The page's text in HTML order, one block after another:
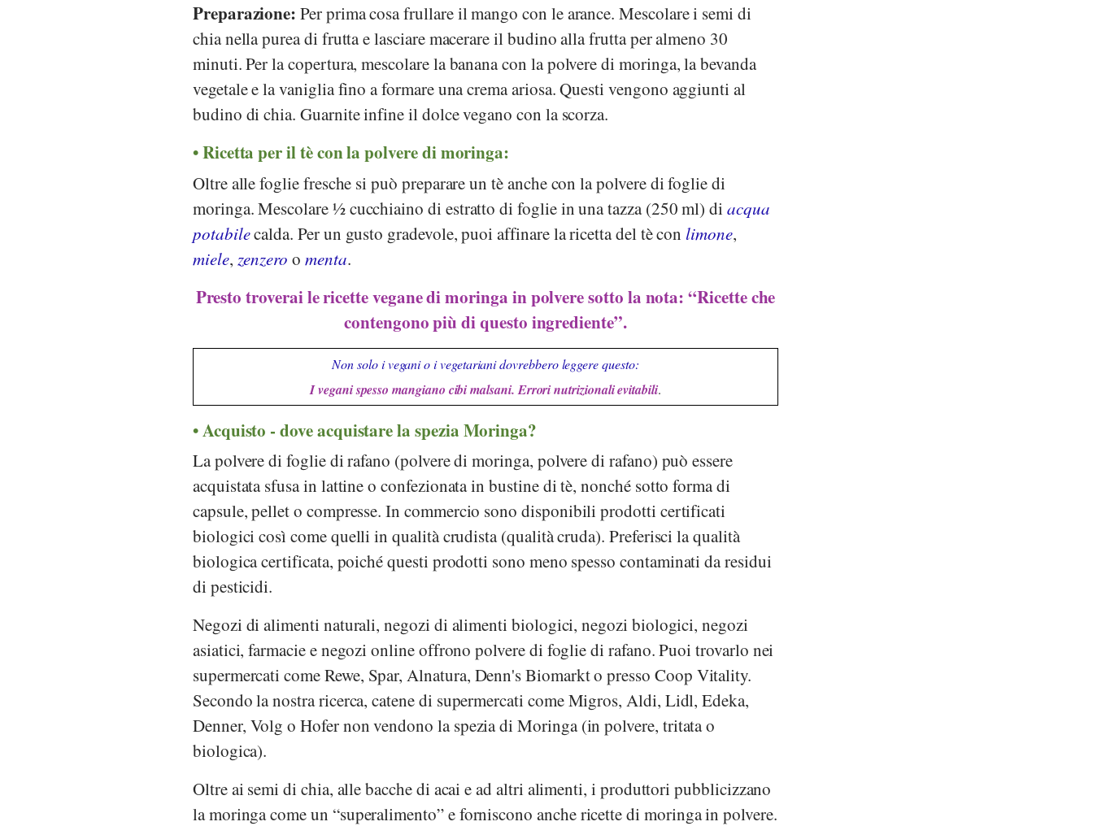
Preparazione: Per prima cosa frullare il mango con le arance. Mescolare i semi di
chia nella purea di frutta e lasciare macerare il budino alla frutta per almeno 30
minuti. Per la copertura, mescolare la banana con la polvere di moringa, la bevanda
vegetale e la vaniglia fino a formare una crema ariosa. Questi vengono aggiunti al
budino di chia. Guarnite infine il dolce vegano con la scorza.
Ricetta per il tè con la polvere di moringa:
Oltre alle foglie fresche si può preparare un tè anche con la polvere di foglie di
moringa. Mescolare ½ cucchiaino di estratto di foglie in una tazza (250 ml) diacqua
potabilecalda. Per un gusto gradevole, puoi affinare la ricetta del tè con limone,
miele, zenzero o menta.
Presto troverai le ricette vegane di moringa in polvere sotto la nota: “Ricette che
contengono più di questo ingrediente”.
Non solo i vegani o i vegetariani dovrebbero leggere questo:
I vegani spesso mangiano cibi malsani. Errori nutrizionali evitabili.
Acquisto - dove acquistare la spezia Moringa?
La polvere di foglie di rafano (polvere di moringa, polvere di rafano) può essere
acquistata sfusa in lattine o confezionata in bustine di tè, nonché sotto forma di
capsule, pellet o compresse. In commercio sono disponibili prodotti certificati
biologici così come quelli in qualità crudista (qualità cruda). Preferisci la qualità
biologica certificata, poiché questi prodotti sono meno spesso contaminati da residui
di pesticidi.
Negozi di alimenti naturali, negozi di alimenti biologici, negozi biologici, negozi
asiatici, farmacie e negozi online offrono polvere di foglie di rafano. Puoi trovarlo nei
supermercati comeRewe, Spar,Alnatura, Denn's Biomarkto presso Coop Vitality.
Secondo la nostra ricerca, catene di supermercati comeMigros,Aldi, Lidl,Edeka,
Denner, Volg oHofernon vendono la spezia di Moringa (in polvere, tritata o
biologica).
Oltre ai semi di chia, alle bacche di acai e ad altri alimenti, i produttori pubblicizzano
la moringa come un “superalimento” e forniscono anche ricette di moringa in polvere.